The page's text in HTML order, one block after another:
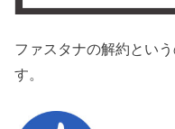
ファスタナの解約とい
す。